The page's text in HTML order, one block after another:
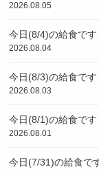
2026.08.05
今日(8/4)の給食です
2026.08.04
今日(8/3)の給食です
2026.08.03
今日(8/1)の給食です
2026.08.01
今日(7/31)の給食で